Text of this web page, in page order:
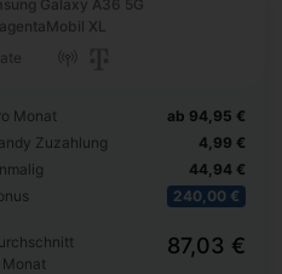
Galaxy A36 5G
XL
Monat
Zuzahlung
ab 94,95 €
4,99 €
44,94 €
240,00 €
Monat
87,03 €